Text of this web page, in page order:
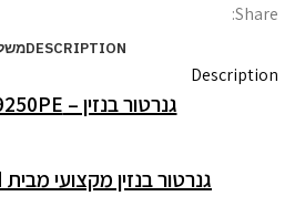
Share:
DESCRIPTION
Description
גנרטור בנזין – Ford FG9250PE
גנרטור בנזין מקצועי מבית Ford העולמית